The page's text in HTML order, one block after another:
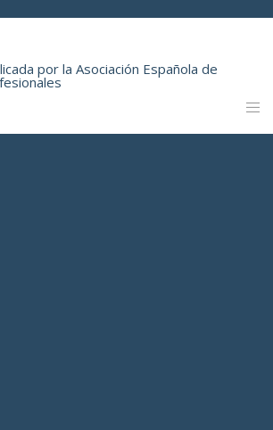
por la Asociación Española de